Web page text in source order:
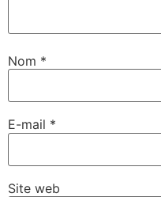
Nom *
E-mail *
Site web